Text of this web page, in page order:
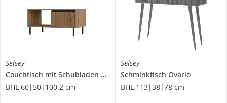
Selsey
Couchtisch mit Schubladen
Osaka
BHL 60|50|100,2 cm
Selsey
Schminktisch Ovarlo
BHL 113|38|78 cm